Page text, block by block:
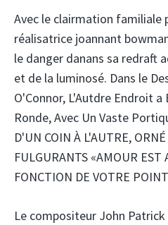
Avec le clairmation familiale
réalisatrice joannant
le danger danans sa redraft
et de la luminosé. Dans le
O'Connor, L'Autdre Endroit
Ronde, Avec Un Vaste
D'UN COIN À L'AUTRE,
FULGURANTS «AMOUR EST
FONCTION DE VOTRE
Le compositeur John